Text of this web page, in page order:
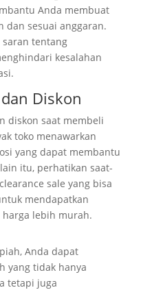
Anda membuat
dan sesuai anggaran.
tentang
kesalahan
Diskon
diskon saat membeli
toko menawarkan
yang dapat membantu
itu, perhatikan saat-
sale yang bisa
mendapatkan
lebih murah.
Anda dapat
yang tidak hanya
tetapi juga